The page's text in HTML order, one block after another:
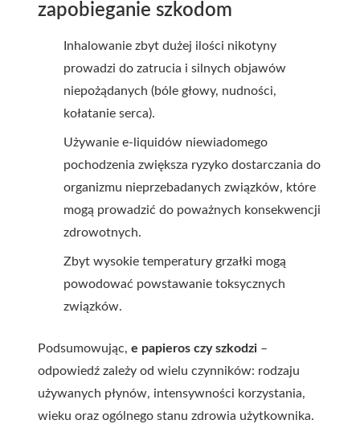
zapobieganie szkodom
Inhalowanie zbyt dużej ilości nikotyny
prowadzi do zatrucia i silnych objawów
niepożądanych (bóle głowy, nudności,
kołatanie serca).
Używanie e-liquidów niewiadomego
pochodzenia zwiększa ryzyko dostarczania do
organizmu nieprzebadanych związków, które
mogą prowadzić do poważnych konsekwencji
zdrowotnych.
Zbyt wysokie temperatury grzałki mogą
powodować powstawanie toksycznych
związków.
Podsumowując, e papieros czy szkodzi –
odpowiedź zależy od wielu czynników: rodzaju
używanych płynów, intensywności korzystania,
wieku oraz ogólnego stanu zdrowia użytkownika.